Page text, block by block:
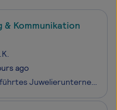
Kommunikation
ago
NITSCH ist ein familiengeführtes Juwelierunternehmen in Mannheim und zählt zu den führenden Juwelieren Deutschlands.Neben renommierten Schmuck- und Uhrenmarken führen wir eine eigene Schmuckmanufaktur und entwickeln exklusiveKollektionen mit viel Leidenschaft für Design, Handwerk und Qualität.Zur Un